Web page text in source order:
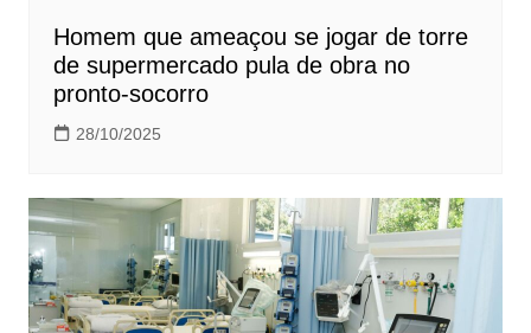
Homem que ameaçou se jogar de torre
de supermercado pula de obra no
pronto-socorro
28/10/2025